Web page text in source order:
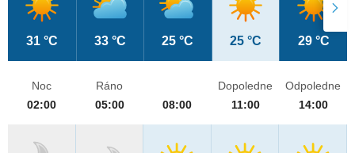
31 °C 33 °C 25 °C 25 °C 29 °C
Noc
02:00
Ráno
05:00
08:00
Dopoledne
11:00
Odpoledne
14:00